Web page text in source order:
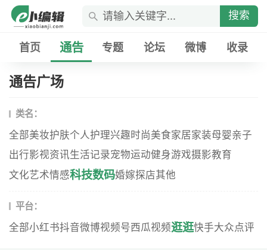
搜索
首页 通告 专题 论坛 微博 收录
通告广场
类名：
全部美妆护肤个人护理兴趣时尚美食家居家装母婴亲子
出行影视资讯生活记录宠物运动健身游戏摄影教育
文化艺术情感科技数码婚嫁探店其他
平台：
全部小红书抖音微博视频号西瓜视频逛逛快手大众点评